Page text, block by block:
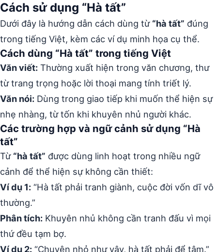
Cách sử dụng “Hà tất”
Dưới đây là hướng dẫn cách dùng từ “hà tất” đúng
trong tiếng Việt, kèm các ví dụ minh họa cụ thể.
Cách dùng “Hà tất” trong tiếng Việt
Văn viết: Thường xuất hiện trong văn chương, thư
từ trang trọng hoặc lời thoại mang tính triết lý.
Văn nói: Dùng trong giao tiếp khi muốn thể hiện sự
nhẹ nhàng, từ tốn khi khuyên nhủ người khác.
Các trường hợp và ngữ cảnh sử dụng “Hà
tất”
Từ “hà tất” được dùng linh hoạt trong nhiều ngữ
cảnh để thể hiện sự không cần thiết:
Ví dụ 1: “Hà tất phải tranh giành, cuộc đời vốn dĩ vô
thường.”
Phân tích: Khuyên nhủ không cần tranh đấu vì mọi
thứ đều tạm bợ.
Ví dụ 2: “Chuyện nhỏ như vậy, hà tất phải để tâm.”